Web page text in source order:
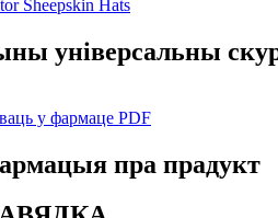
універсальны
у фармаце PDF
пра прадукт